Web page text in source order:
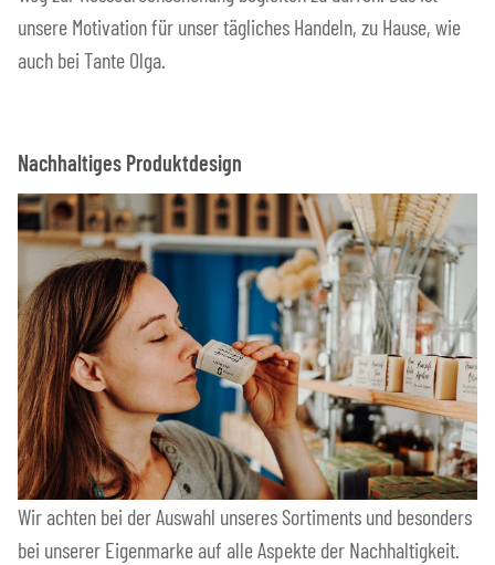
unsere Motivation für unser tägliches Handeln, zu Hause, wie
auch bei Tante Olga.
Nachhaltiges Produktdesign
Wir achten bei der Auswahl unseres Sortiments und besonders
bei unserer Eigenmarke auf alle Aspekte der Nachhaltigkeit.